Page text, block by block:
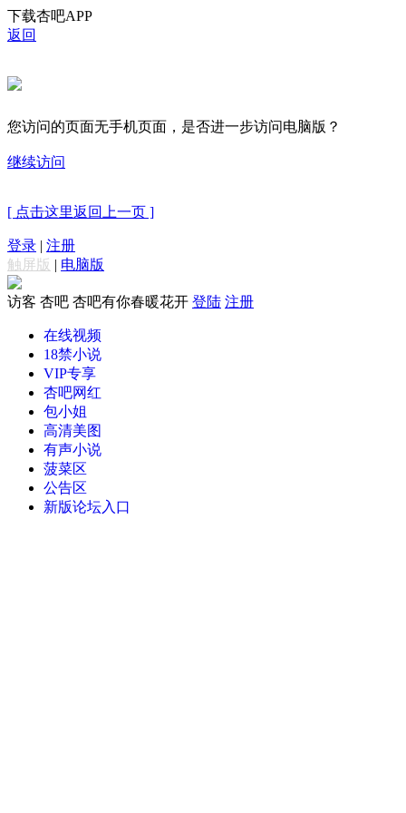
下载杏吧APP
返回
您访问的页面无手机页面，是否进一步访问电脑版？
继续访问
[ 点击这里返回上一页 ]
登录 | 注册
触屏版 | 电脑版
访客 杏吧 杏吧有你春暖花开 登陆 注册
在线视频
18禁小说
VIP专享
杏吧网红
包小姐
高清美图
有声小说
菠菜区
公告区
新版论坛入口